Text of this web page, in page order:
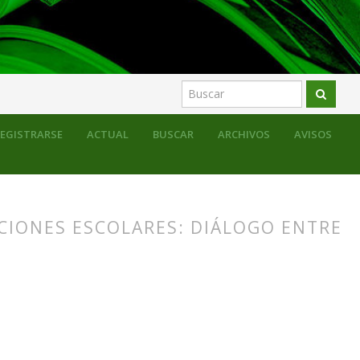
ACTUAL BUSCAR ARCHIVOS AVISOS
ESCOLARES: DIÁLOGO ENTRE